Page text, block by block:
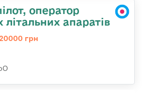
оператор
літальних апаратів
грн